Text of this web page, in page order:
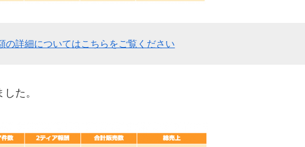
の詳細についてはこちらをご覧ください
た。